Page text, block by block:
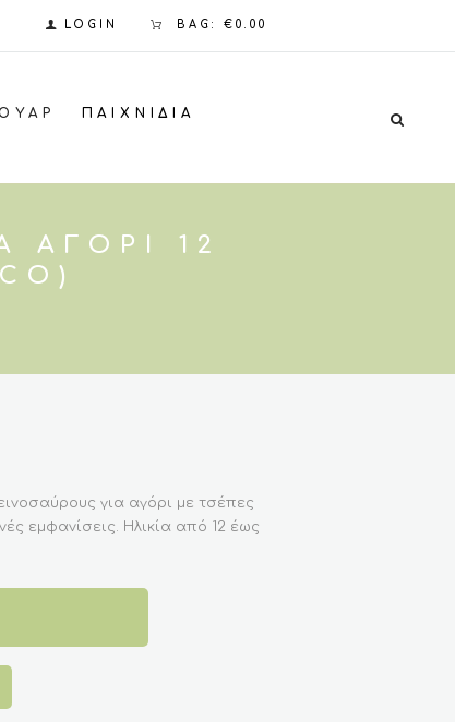
LOGIN BAG: €0.00
ΠΑΙΧΝΊΔΙΑ
ΑΓΌΡΙ 12
για αγόρι με τσέπες
εμφανίσεις. Ηλικία από 12 έως